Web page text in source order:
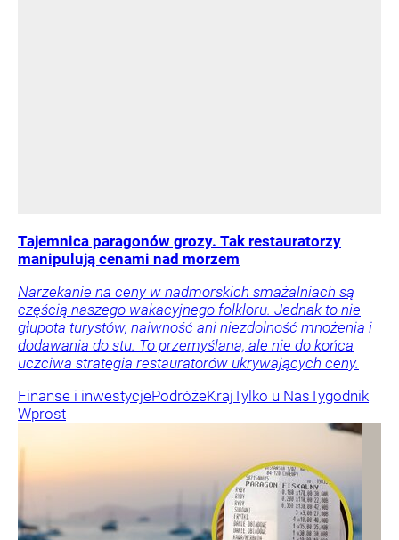
Tajemnica paragonów grozy. Tak restauratorzy
manipulują cenami nad morzem
Narzekanie na ceny w nadmorskich smażalniach są
częścią naszego wakacyjnego folkloru. Jednak to nie
głupota turystów, naiwność ani niezdolność mnożenia i
dodawania do stu. To przemyślana, ale nie do końca
uczciwa strategia restauratorów ukrywających ceny.
Finanse i inwestycjePodróżeKrajTylko u NasTygodnik
Wprost